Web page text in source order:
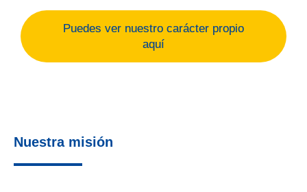
Puedes ver nuestro carácter propio
aquí
Nuestra misión